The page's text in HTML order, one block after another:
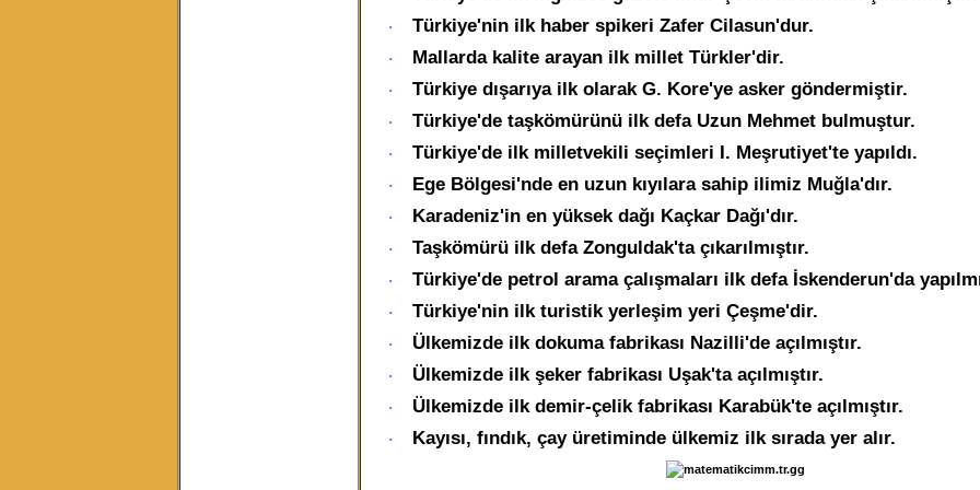
· Türkiye'nin ilk haber spikeri Zafer Cilasun'dur.
· Mallarda kalite arayan ilk millet Türkler'dir.
· Türkiye dışarıya ilk olarak G. Kore'ye asker göndermiştir.
· Türkiye'de taşkömürünü ilk defa Uzun Mehmet bulmuştur.
· Türkiye'de ilk milletvekili seçimleri I. Meşrutiyet'te yapıldı.
· Ege Bölgesi'nde en uzun kıyılara sahip ilimiz Muğla'dır.
· Karadeniz'in en yüksek dağı Kaçkar Dağı'dır.
· Taşkömürü ilk defa Zonguldak'ta çıkarılmıştır.
· Türkiye'de petrol arama çalışmaları ilk defa İskenderun'da
· Türkiye'nin ilk turistik yerleşim yeri Çeşme'dir.
· Ülkemizde ilk dokuma fabrikası Nazilli'de açılmıştır.
· Ülkemizde ilk şeker fabrikası Uşak'ta açılmıştır.
· Ülkemizde ilk demir-çelik fabrikası Karabük'te açılmıştır.
· Kayısı, fındık, çay üretiminde ülkemiz ilk sırada yer alır.